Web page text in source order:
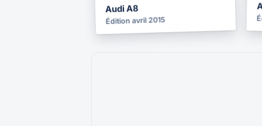
Audi A8
Édition avril 2015